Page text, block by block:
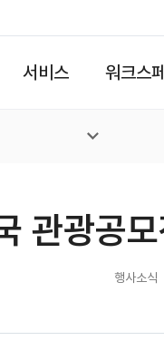
서비스 워크스
관광공모
행사소식